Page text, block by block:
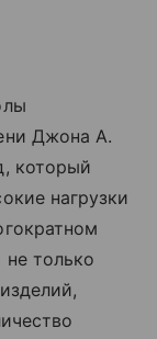
Джона А.
который
нагрузки
только